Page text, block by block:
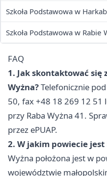
Szkoła Podstawowa w
Szkoła Podstawowa w Rabie
FAQ
1. Jak skontaktować się
Wyżna?Telefonicznie
50, fax +48 18 269 12 51
przy Raba Wyżna 41.
przez ePUAP.
2. W jakim powiecie jest
Wyżna położona jest w
województwie